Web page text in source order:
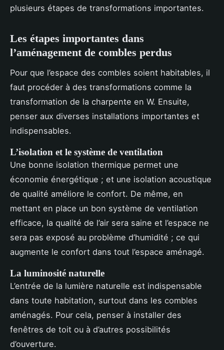
plusieurs étapes de transformations importantes.
Les étapes importantes dans
l’aménagement de combles perdus
Pour que l’espace des combles soient habitables, il
faut procéder à des transformations comme la
transformation de la charpente en W. Ensuite,
penser aux diverses installations importantes et
indispensables.
L’isolation et le système de ventilation
Une bonne isolation thermique permet une
économie énergétique ; et une isolation acoustique
de qualité améliore le confort. De même, en
mettant en place un bon système de ventilation
efficace, la qualité de l’air sera saine et l’espace ne
sera pas exposé au problème d’humidité ; ce qui
augmente le confort dans tout l’espace aménagé.
La luminosité naturelle
L’entrée de la lumière naturelle est indispensable
dans toute habitation, surtout dans les combles
aménagés. Pour cela, penser à installer des
fenêtres de toit ou à d’autres possibilités
d’ouverture.